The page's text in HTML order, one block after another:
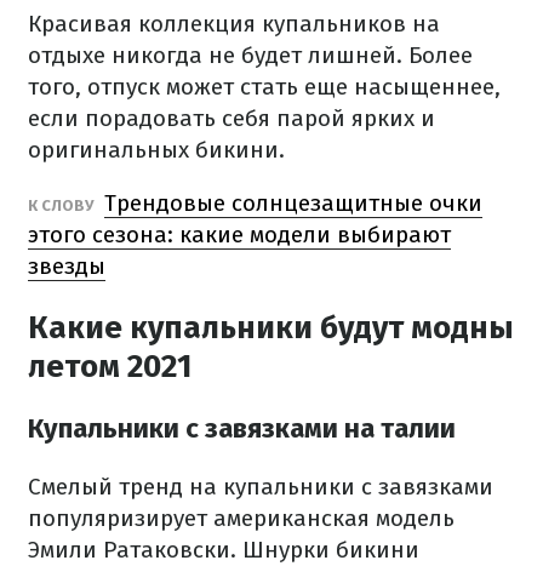
Красивая коллекция купальников на
отдыхе никогда не будет лишней. Более
того, отпуск может стать еще насыщеннее,
если порадовать себя парой ярких и
оригинальных бикини.
К СЛОВУ Трендовые солнцезащитные очки
этого сезона: какие модели выбирают
звезды
Какие купальники будут модны
летом 2021
Купальники с завязками на талии
Смелый тренд на купальники с завязками
популяризирует американская модель
Эмили Ратаковски. Шнурки бикини